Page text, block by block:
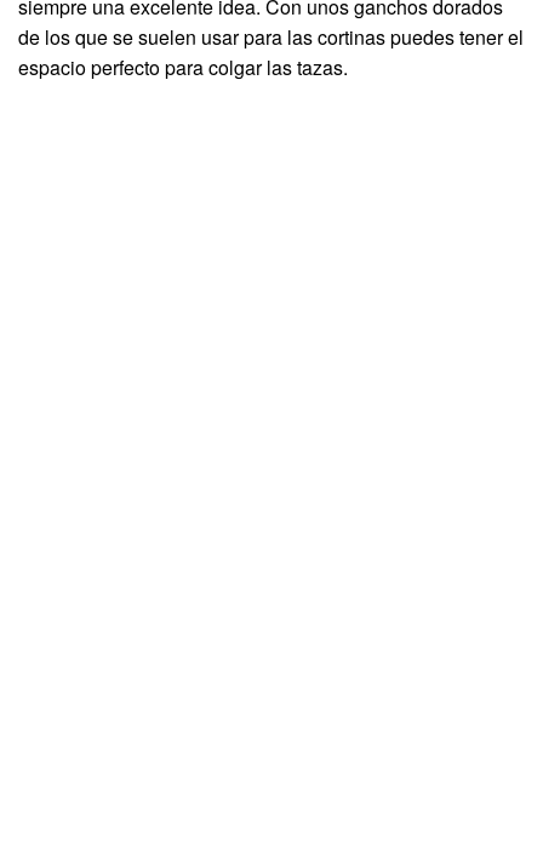
siempre una excelente idea. Con unos ganchos dorados
de los que se suelen usar para las cortinas puedes tener el
espacio perfecto para colgar las tazas.